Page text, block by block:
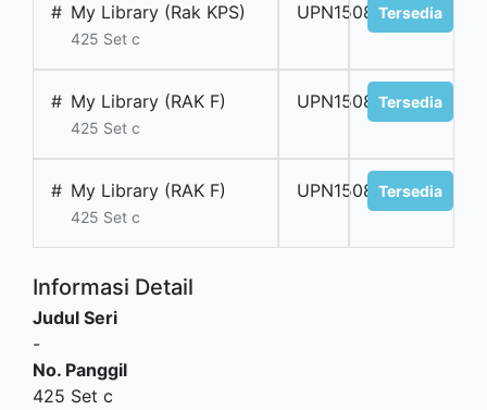
# My Library (Rak KPS)
425 Set c
UPN150829Tersedia
# My Library (RAK F)
425 Set c
UPN150831Tersedia
# My Library (RAK F)
425 Set c
UPN150830Tersedia
Informasi Detail
Judul Seri
-
No. Panggil
425 Set c